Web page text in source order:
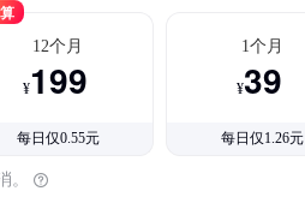
12个月
¥199
每日仅0.55元
1个月
¥39
每日仅1.26元
。